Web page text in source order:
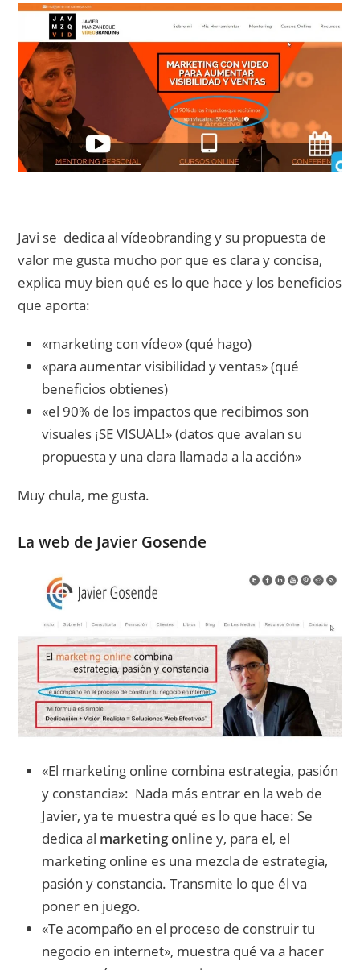
Javi se dedica al vídeobranding y su propuesta de
valor me gusta mucho por que es clara y concisa,
explica muy bien qué es lo que hace y los beneficios
que aporta:
«marketing con vídeo» (qué hago)
«para aumentar visibilidad y ventas» (qué
beneficios obtienes)
«el 90% de los impactos que recibimos son
visuales ¡SE VISUAL!» (datos que avalan su
propuesta y una clara llamada a la acción»
Muy chula, me gusta.
La web de Javier Gosende
«El marketing online combina estrategia, pasión
y constancia»: Nada más entrar en la web de
Javier, ya te muestra qué es lo que hace: Se
dedica al marketing online y, para el, el
marketing online es una mezcla de estrategia,
pasión y constancia. Transmite lo que él va
poner en juego.
«Te acompaño en el proceso de construir tu
negocio en internet», muestra qué va a hacer